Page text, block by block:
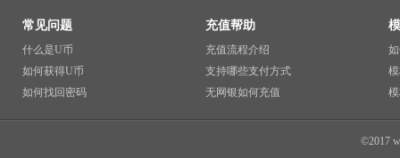
常见问题
什么是U币
如何获得U币
如何找回密码
充值帮助
充值流程介绍
支持哪些支付方式
无网银如何充值
©2017